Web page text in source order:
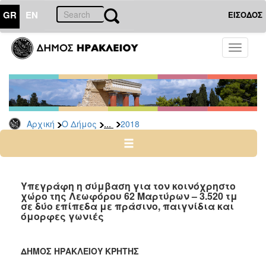
GR EN ΕΙΣΟΔΟΣ
Toggle
Αρχική Ο Δήμος ... 2018
ΔΗΜΟΣ
Δελτία
Τύπου
Αρχείο
2026
2024
2022
2021
2019
Υπεγράφη η σύμβαση για τον κοινόχρηστο
χώρο της Λεωφόρου 62 Μαρτύρων – 3.520 τμ
σε δύο επίπεδα με πράσινο, παιγνίδια και
όμορφες γωνιές
ΔΗΜΟΣ ΗΡΑΚΛΕΙΟΥ ΚΡΗΤΗΣ